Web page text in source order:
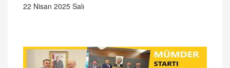
22 Nisan 2025 Salı